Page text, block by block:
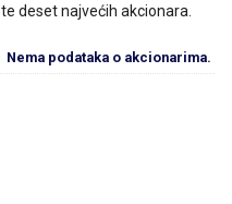
deset najvećih akcionara.
Nema podataka o akcionarima.